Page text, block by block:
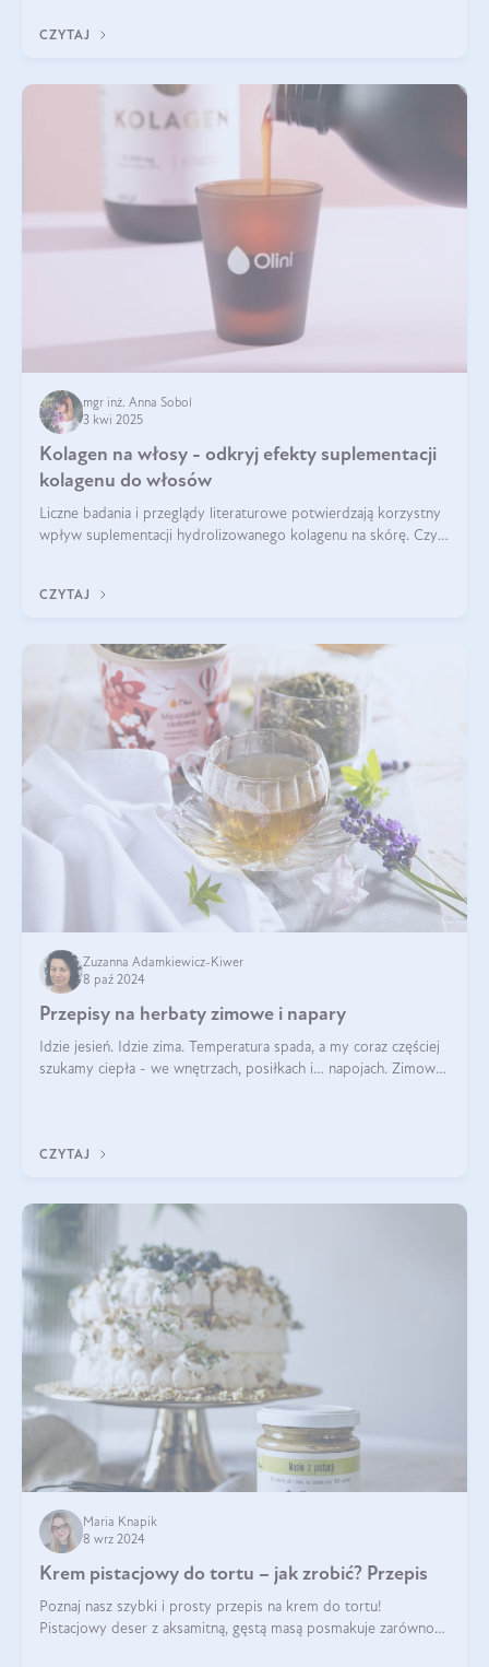
CZYTAJ
mgr inż. Anna Sobol
3 kwi 2025
Kolagen na włosy - odkryj efekty suplementacji
kolagenu do włosów
Liczne badania i przeglądy literaturowe potwierdzają korzystny
wpływ suplementacji hydrolizowanego kolagenu na skórę. Czy
CZYTAJ
Zuzanna Adamkiewicz-Kiwer
8 paź 2024
Przepisy na herbaty zimowe i napary
Idzie jesień. Idzie zima. Temperatura spada, a my coraz częściej
szukamy ciepła - we wnętrzach, posiłkach i… napojach. Zimowe
CZYTAJ
Maria Knapik
8 wrz 2024
Krem pistacjowy do tortu – jak zrobić? Przepis
Poznaj nasz szybki i prosty przepis na krem do tortu!
Pistacjowy deser z aksamitną, gęstą masą posmakuje zarówno